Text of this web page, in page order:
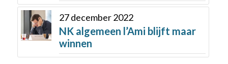
27 december 2022
NK algemeen l’Ami blijft maar
winnen